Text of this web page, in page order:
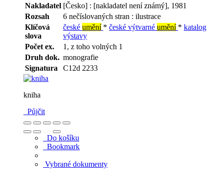
Nakladatel [Česko] : [nakladatel není známý], 1981
Rozsah
6 nečíslovaných stran : ilustrace
Klíčová
slova
české umění * české výtvarné umění * katalog
výstavy
Počet ex.
1, z toho volných 1
Druh dok. monografie
Signatura
C12d 2233
kniha
Půjčit
Do košíku
Bookmark
Vybrané dokumenty